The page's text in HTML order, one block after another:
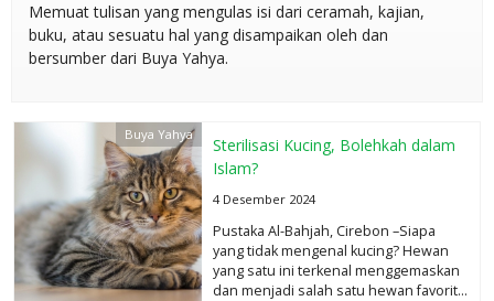
Memuat tulisan yang mengulas isi dari ceramah, kajian,
buku, atau sesuatu hal yang disampaikan oleh dan
bersumber dari Buya Yahya.
Buya Yahya
Sterilisasi Kucing, Bolehkah dalam
Islam?
4 Desember 2024
Pustaka Al-Bahjah, Cirebon –Siapa
yang tidak mengenal kucing? Hewan
yang satu ini terkenal menggemaskan
dan menjadi salah satu hewan favorit...